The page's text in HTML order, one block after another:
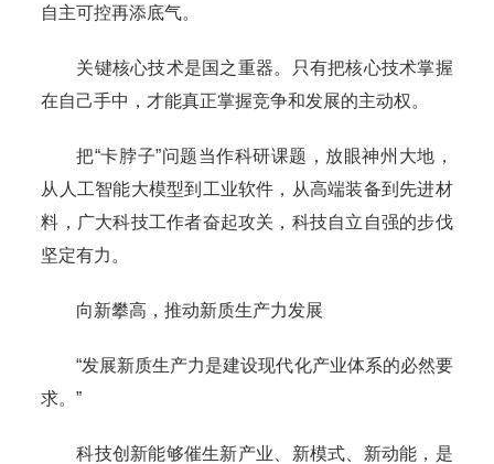
自主可控再添底气。
关键核心技术是国之重器。只有把核心技术掌握
在自己手中，才能真正掌握竞争和发展的主动权。
把“卡脖子”问题当作科研课题，放眼神州大地，
从人工智能大模型到工业软件，从高端装备到先进材
料，广大科技工作者奋起攻关，科技自立自强的步伐
坚定有力。
向新攀高，推动新质生产力发展
“发展新质生产力是建设现代化产业体系的必然要
求。”
科技创新能够催生新产业、新模式、新动能，是